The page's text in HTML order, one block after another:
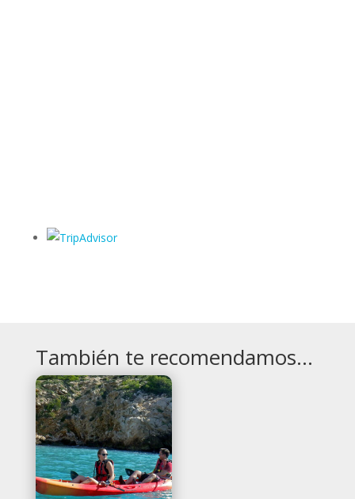
También te recomendamos…